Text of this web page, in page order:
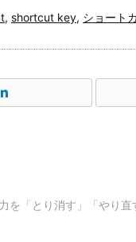
, shortcut key, ショート
を「とり消す」「やり直